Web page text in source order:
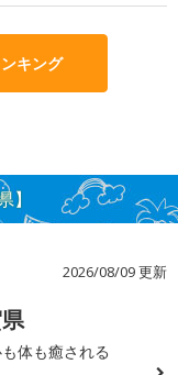
キング
】
2026/08/09 更新
体も癒される